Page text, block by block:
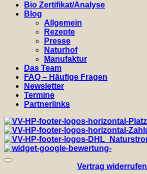
Bio Zertifikat/Analyse
Blog
Allgemein
Rezepte
Presse
Naturhof
Manufaktur
Das Team
FAQ – Häufige Fragen
Newsletter
Termine
Partnerlinks
Vertrag widerrufen